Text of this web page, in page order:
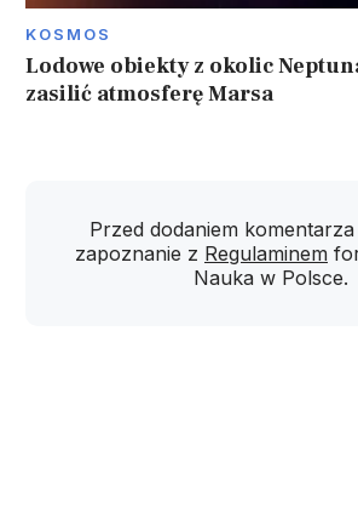
KOSMOS
Lodowe obiekty z okolic
zasilić atmosferę Marsa
Przed dodaniem
zapoznanie z Regulaminem
Nauka w Polsce.